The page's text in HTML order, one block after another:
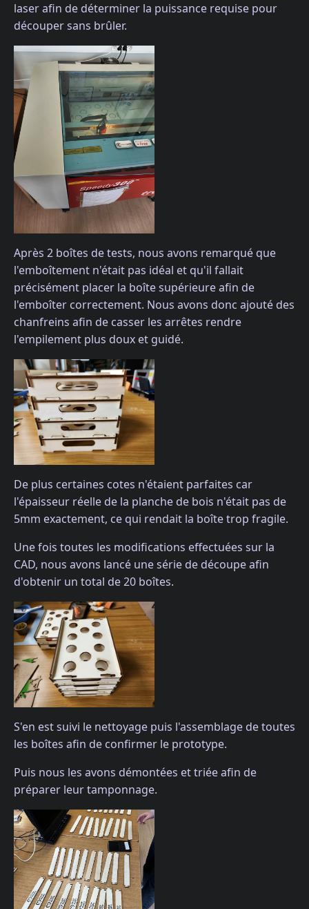
laser afin de déterminer la puissance requise pour
découper sans brûler.
Après 2 boîtes de tests, nous avons remarqué que
l'emboîtement n'était pas idéal et qu'il fallait
précisément placer la boîte supérieure afin de
l'emboîter correctement. Nous avons donc ajouté des
chanfreins afin de casser les arrêtes rendre
l'empilement plus doux et guidé.
De plus certaines cotes n'étaient parfaites car
l'épaisseur réelle de la planche de bois n'était pas de
5mm exactement, ce qui rendait la boîte trop fragile.
Une fois toutes les modifications effectuées sur la
CAD, nous avons lancé une série de découpe afin
d'obtenir un total de 20 boîtes.
S'en est suivi le nettoyage puis l'assemblage de toutes
les boîtes afin de confirmer le prototype.
Puis nous les avons démontées et triée afin de
préparer leur tamponnage.